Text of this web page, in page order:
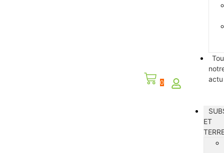
0
actu
ET